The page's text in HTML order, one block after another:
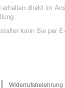
direkt im
kann Sie per
Widerrufsbelehrung